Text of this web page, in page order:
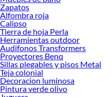
renovación de espacios. ¡Visítanos y
ofrecerte!
Encuentra una amplia variedad de
Sodimac. Encuentra todo lo necesario
decoración. ¡Visítanos y haz tus ideas
Zapatos
Alfombra roja
Calipso
Tierra de hoja Perla
Herramientas outdoor
Audifonos Transformers
Proyectores Benq
Sillas plegables y pisos Metal
Teja colonial
Decoracion luminosa
Pintura verde olivo